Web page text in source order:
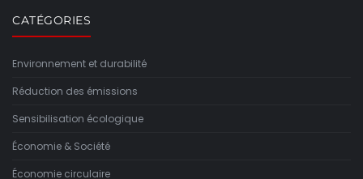
CATÉGORIES
Environnement et durabilité
Réduction des émissions
Sensibilisation écologique
Économie & Société
Économie circulaire